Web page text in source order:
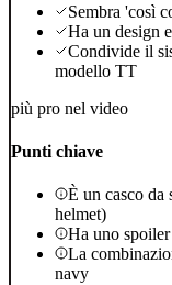
Sembra 'così
Ha un design
Condivide il
modello TT
più pro nel video
Punti chiave
È un casco da
helmet)
Ha uno
La
navy